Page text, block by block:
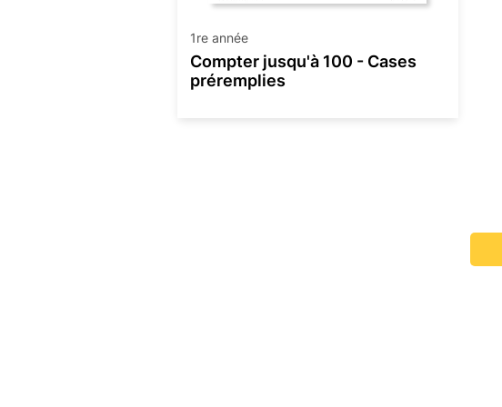
1re année
Compter jusqu'à 100 - Cases
préremplies